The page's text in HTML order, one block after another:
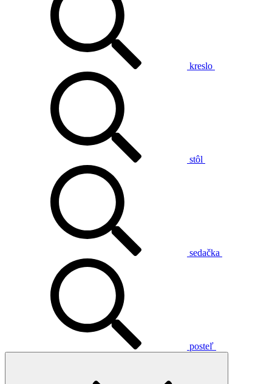
kreslo
stôl
sedačka
posteľ